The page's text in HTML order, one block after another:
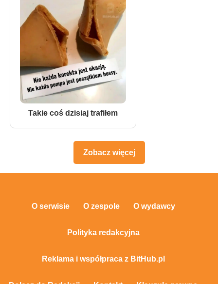
Takie coś dzisiaj trafiłem
Zobacz więcej
O serwisie O zespole O wydawcy
Polityka redakcyjna
Reklama i współpraca z BitHub.pl